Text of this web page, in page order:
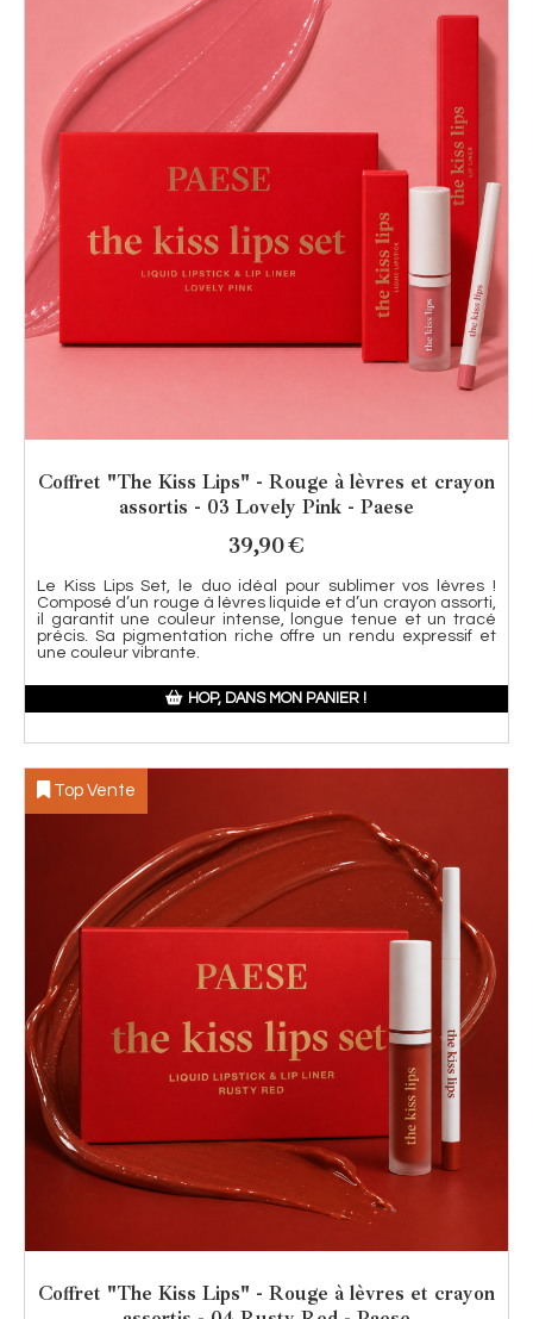
Coffret "The Kiss Lips" - Rouge à lèvres et crayon
assortis - 03 Lovely Pink - Paese
39,90€
Le Kiss Lips Set, le duo idéal pour sublimer vos lèvres !
Composé d’un rouge à lèvres liquide et d’un crayon assorti,
il garantit une couleur intense, longue tenue et un tracé
précis. Sa pigmentation riche offre un rendu expressif et
une couleur vibrante.
HOP, DANS MON PANIER !
Top Vente
Coffret "The Kiss Lips" - Rouge à lèvres et crayon